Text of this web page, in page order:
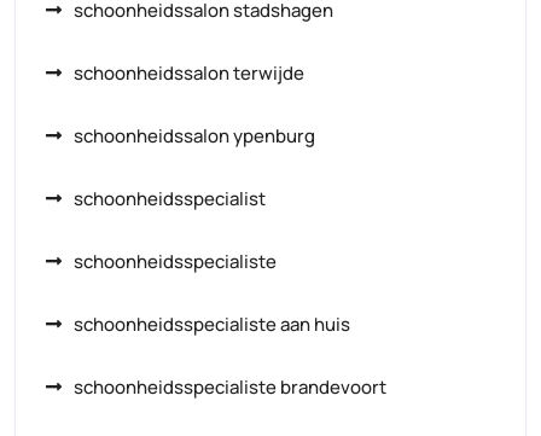
schoonheidssalon stadshagen
schoonheidssalon terwijde
schoonheidssalon ypenburg
schoonheidsspecialist
schoonheidsspecialiste
schoonheidsspecialiste aan huis
schoonheidsspecialiste brandevoort